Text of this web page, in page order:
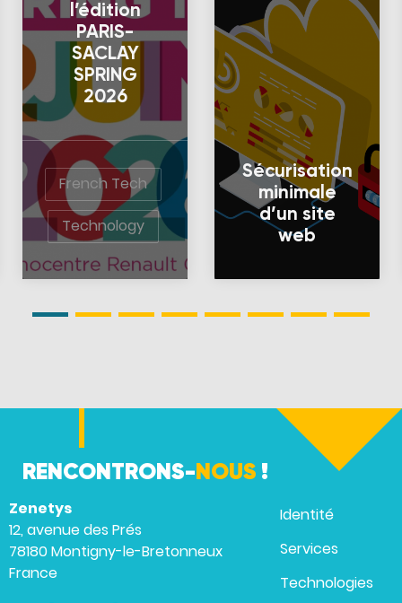
l’édition
PARIS-
SACLAY
SPRING
2026
French Tech
Technology
Sécurisation
minimale
d’un site
web
RENCONTRONS- NOUS !
Zenetys
12, avenue des Prés
78180 Montigny-le-Bretonneux
France
Identité
Services
Technologies